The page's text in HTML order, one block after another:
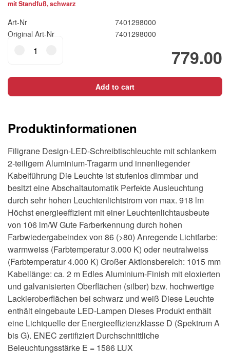
mit Standfuß, schwarz
Art-Nr
7401298000
Original Art-Nr
7401298000
779.00
NOVUS
Attenzia
Leuchte
schwarz
Add to cart
Produktinformationen
Filigrane Design-LED-Schreibtischleuchte mit schlankem
2-teiligem Aluminium-Tragarm und innenliegender
Kabelführung Die Leuchte ist stufenlos dimmbar und
besitzt eine Abschaltautomatik Perfekte Ausleuchtung
durch sehr hohen Leuchtenlichtstrom von max. 918 lm
Höchst energieeffizient mit einer Leuchtenlichtausbeute
von 106 lm/W Gute Farberkennung durch hohen
Farbwiedergabeindex von 86 (>80) Anregende Lichtfarbe:
warmweiss (Farbtemperatur 3.000 K) oder neutralweiss
(Farbtemperatur 4.000 K) Großer Aktionsbereich: 1015 mm
Kabellänge: ca. 2 m Edles Aluminium-Finish mit eloxierten
und galvanisierten Oberflächen (silber) bzw. hochwertige
Lackieroberflächen bei schwarz und weiß Diese Leuchte
enthält eingebaute LED-Lampen Dieses Produkt enthält
eine Lichtquelle der Energieeffizienzklasse D (Spektrum A
bis G). ENEC zertifiziert Durchschnittliche
Beleuchtungsstärke E = 1586 LUX